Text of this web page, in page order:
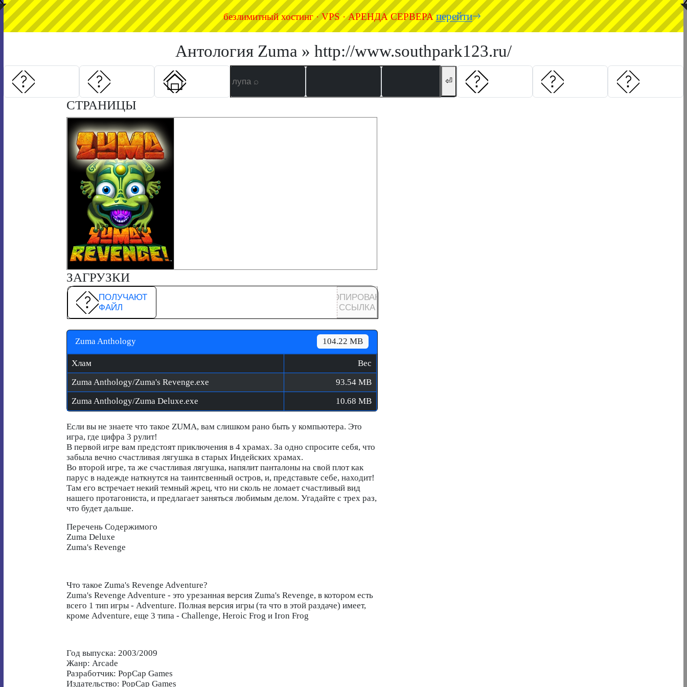
безлимитный хостинг · VPS · АРЕНДА СЕРВЕРАперейти
Антология Zuma » http://www.southpark123.ru/
◤ ◥
⏎
СТРАНИЦЫ
ЗАГРУЗКИ
ПОЛУЧАЮТ
ФАЙЛ
КОПИРОВАНА
ССЫЛКА
Zuma Anthology 104.22 MB
Хлам
Вес
Zuma Anthology/Zuma's Revenge.exe
93.54 MB
Zuma Anthology/Zuma Deluxe.exe
10.68 MB
Если вы не знаете что такое ZUMA, вам слишком рано быть у компьютера. Это
игра, где цифра 3 рулит!
В первой игре вам предстоят приключения в 4 храмах. За одно спросите себя, что
забыла вечно счастливая лягушка в старых Индейских храмах.
Во второй игре, та же счастливая лягушка, напялит панталоны на свой плот как
парус в надежде наткнутся на таинтсвенный остров, и, представьте себе, находит!
Там его встречает некий темный жрец, что ни сколь не ломает счастливый вид
нашего протагониста, и предлагает заняться любимым делом. Угадайте с трех раз,
что будет дальше.
Перечень Содержимого
Zuma Deluxe
Zuma's Revenge
Что такое Zuma's Revenge Adventure?
Zuma's Revenge Adventure - это урезанная версия Zuma's Revenge, в котором есть
всего 1 тип игры - Adventure. Полная версия игры (та что в этой раздаче) имеет,
кроме Adventure, еще 3 типа - Challenge, Heroic Frog и Iron Frog
Год выпуска: 2003/2009
Жанр: Arcade
Разработчик: PopCap Games
Издательство: PopCap Games